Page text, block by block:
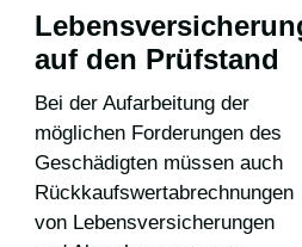
auf den Prüfstand
Bei der Aufarbeitung der
möglichen Forderungen des
Geschädigten müssen auch
Rückkaufswertabrechnungen
von Lebensversicherungen